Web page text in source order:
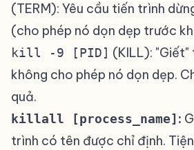
(TERM): Yêu cầu tiến trình
(cho phép nó dọn dẹp trước
kill -9 [PID] (KILL):
không cho phép nó dọn dẹp.
quả.
killall [process_name] :
trình có tên được chỉ định.